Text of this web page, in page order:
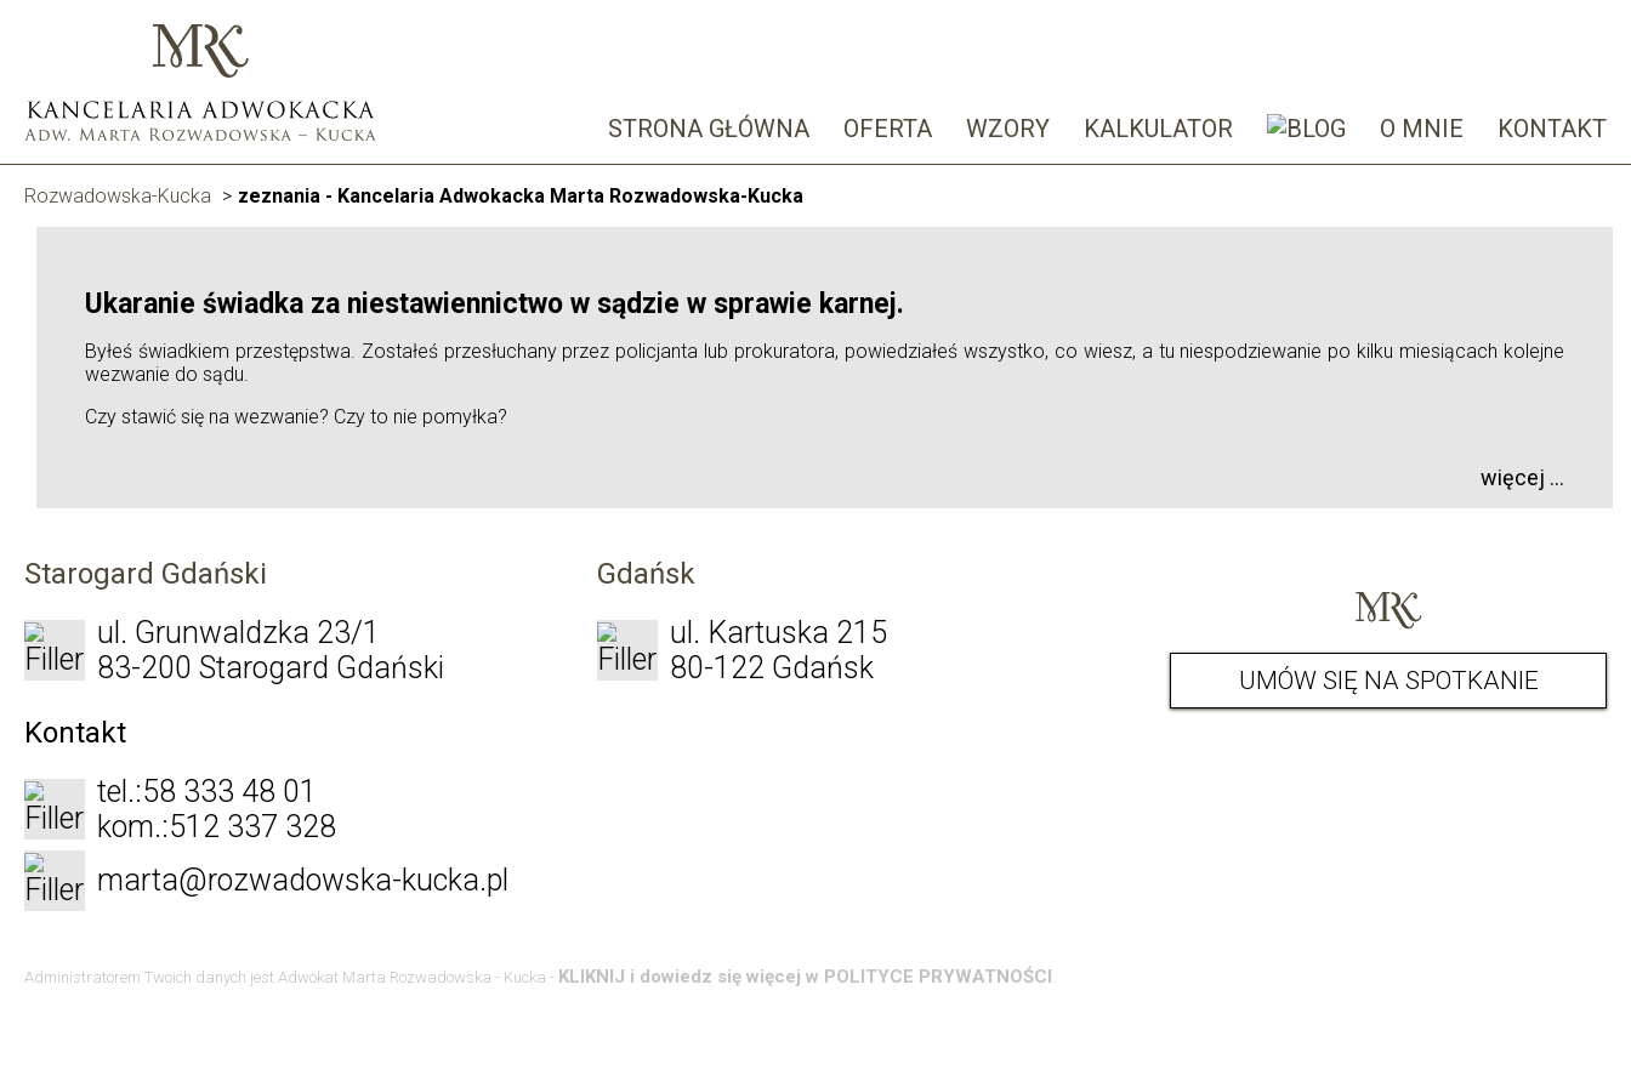
STRONA GŁÓWNA OFERTA WZORY KALKULATOR O MNIE KONTAKT
Rozwadowska-Kucka > zeznania - Kancelaria Adwokacka Marta Rozwadowska-Kucka
Ukaranie świadka za niestawiennictwo w sądzie w sprawie karnej.
Byłeś świadkiem przestępstwa. Zostałeś przesłuchany przez policjanta lub prokuratora, powiedziałeś wszystko, co wiesz, a tu niespodziewanie po kilku miesiącach kolejne
wezwanie do sądu.
Czy stawić się na wezwanie? Czy to nie pomyłka?
więcej ...
Starogard Gdański
ul. Grunwaldzka 23/1
83-200 Starogard Gdański
Gdańsk
ul. Kartuska 215
80-122 Gdańsk
Kontakt
tel.:58 333 48 01
kom.:512 337 328
marta@rozwadowska-kucka.pl
UMÓW SIĘ NA SPOTKANIE
Administratorem Twoich danych jest Adwokat Marta Rozwadowska - Kucka - KLIKNIJ i dowiedz się więcej w POLITYCE PRYWATNOŚCI